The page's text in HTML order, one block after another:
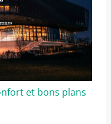
et bons plans